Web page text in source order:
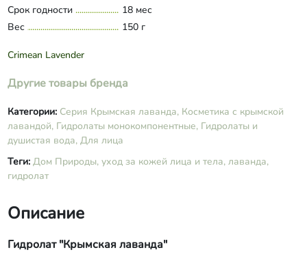
Срок годности
18 мес
Вес
150 г
Crimean Lavender
Другие товары бренда
Категории: Серия Крымская лаванда, Косметика с крымской
лавандой, Гидролаты монокомпонентные, Гидролаты и
душистая вода, Для лица
Теги: Дом Природы, уход за кожей лица и тела, лаванда,
гидролат
Описание
Гидролат "Крымская лаванда"